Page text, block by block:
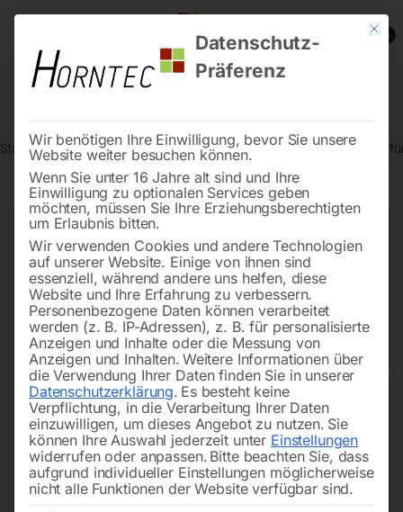
0
Start Drucklufttechnologie Palettenaggregate Rückschlagventil
Mit
Datenschutz-
Präferenz
Wir benötigen Ihre Einwilligung, bevor Sie unsere
Website weiter besuchen können.
Wenn Sie unter 16 Jahre alt sind und Ihre
Einwilligung zu optionalen Services geben
möchten, müssen Sie Ihre Erziehungsberechtigten
um Erlaubnis bitten.
Wir verwenden Cookies und andere Technologien
auf unserer Website. Einige von ihnen sind
essenziell, während andere uns helfen, diese
Website und Ihre Erfahrung zu verbessern.
Personenbezogene Daten können verarbeitet
werden (z. B. IP-Adressen), z. B. für personalisierte
Anzeigen und Inhalte oder die Messung von
Anzeigen und Inhalten. Weitere Informationen über
die Verwendung Ihrer Daten finden Sie in unserer
Datenschutzerklärung. Es besteht keine
Verpflichtung, in die Verarbeitung Ihrer Daten
einzuwilligen, um dieses Angebot zu nutzen. Sie
können Ihre Auswahl jederzeit unter Einstellungen
widerrufen oder anpassen. Bitte beachten Sie, dass
aufgrund individueller Einstellungen möglicherweise
nicht alle Funktionen der Website verfügbar sind.